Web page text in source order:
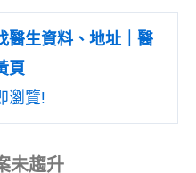
醫生資料、地址｜醫
頁
瀏覽!
未趨升